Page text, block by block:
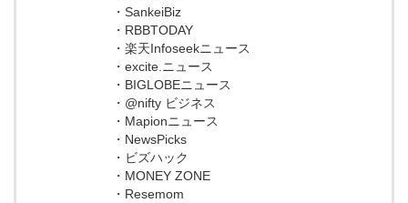
・SankeiBiz
・RBBTODAY
・楽天Infoseekニュース
・excite.ニュース
・BIGLOBEニュース
・@nifty ビジネス
・Mapionニュース
・NewsPicks
・ビズハック
・MONEY ZONE
・Resemom